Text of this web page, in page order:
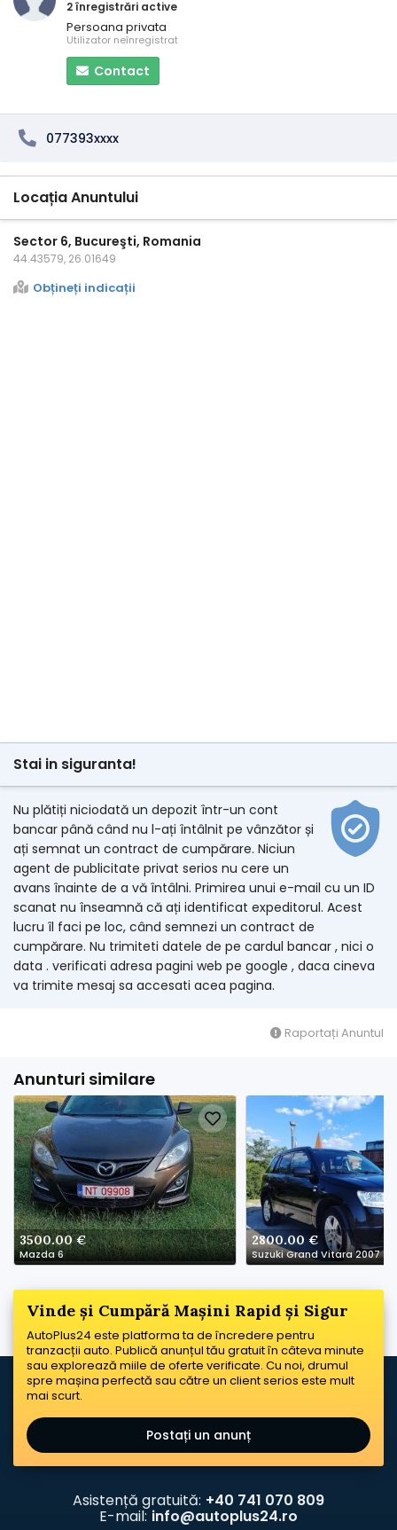
2 înregistrări active
Persoana privata
Utilizator neînregistrat
Contact
077393xxxx
Locația Anuntului
Sector 6, Bucureşti, Romania
44.43579, 26.01649
Obțineți indicații
Stai in siguranta!
Nu plătiți niciodată un depozit într-un cont
bancar până când nu l-ați întâlnit pe vânzător și
ați semnat un contract de cumpărare. Niciun
agent de publicitate privat serios nu cere un
avans înainte de a vă întâlni. Primirea unui e-mail cu un ID
scanat nu înseamnă că ați identificat expeditorul. Acest
lucru îl faci pe loc, când semnezi un contract de
cumpărare. Nu trimiteti datele de pe cardul bancar , nici o
data . verificati adresa pagini web pe google , daca cineva
va trimite mesaj sa accesati acea pagina.
Raportați Anuntul
Anunturi similare
3500.00 €
Mazda 6
2800.00 €
Suzuki Grand Vitara 2007
Vinde și Cumpără Mașini Rapid și Sigur
AutoPlus24 este platforma ta de încredere pentru
tranzacții auto. Publică anunțul tău gratuit în câteva minute
sau explorează miile de oferte verificate. Cu noi, drumul
spre mașina perfectă sau către un client serios este mult
mai scurt.
Postați un anunț
Asistență gratuită: +40 741 070 809
E-mail: info@autoplus24.ro